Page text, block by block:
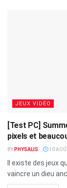
JEUX VIDÉO
[Test PC]
pixels et
BY PHYSALIS 10
Il existe des jeux
vaincre un dieu